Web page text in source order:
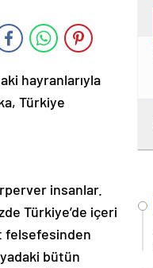
hayranlarıyla
Türkiye
insanlar.
Türkiye’de içeri
felsefesinden
bütün